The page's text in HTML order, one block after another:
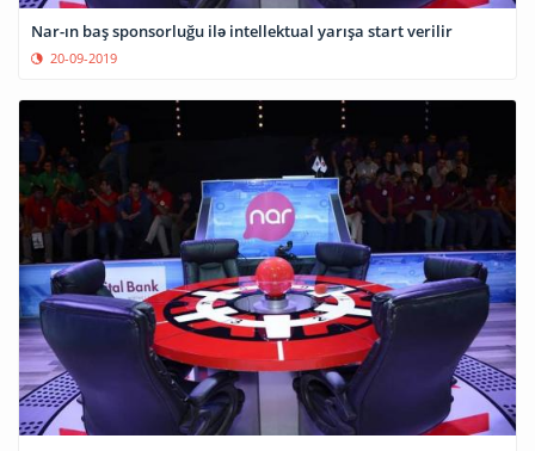
Nar-ın baş sponsorluğu ilə intellektual yarışa start verilir
20-09-2019